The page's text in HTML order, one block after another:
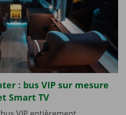
: bus VIP sur mesure
Smart TV